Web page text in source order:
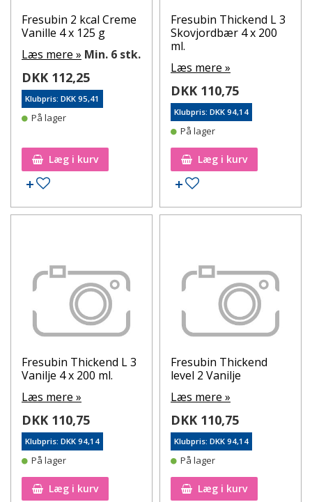
Fresubin 2 kcal Creme
Vanille 4 x 125 g
Læs mere » Min. 6 stk.
DKK 112,25
Klubpris: DKK 95,41
På lager
Læg i kurv
Tilføj til ønskeseddel
Fresubin Thickend L 3
Skovjordbær 4 x 200
ml.
Læs mere »
DKK 110,75
Klubpris: DKK 94,14
På lager
Læg i kurv
Tilføj til ønskeseddel
Fresubin Thickend L 3
Vanilje 4 x 200 ml.
Læs mere »
DKK 110,75
Klubpris: DKK 94,14
På lager
Læg i kurv
Fresubin Thickend
level 2 Vanilje
Læs mere »
DKK 110,75
Klubpris: DKK 94,14
På lager
Læg i kurv